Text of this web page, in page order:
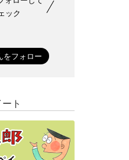
ック
ト